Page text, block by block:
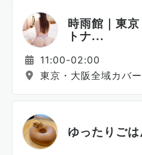
時雨館｜東
トナ...
11:00-02:00
東京・大阪全域カバー
ゆったりご